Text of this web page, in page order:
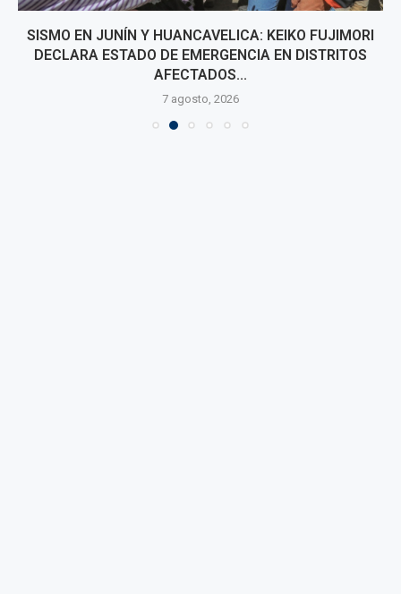
SISMO EN JUNÍN Y HUANCAVELICA: KEIKO FUJIMORI
DECLARA ESTADO DE EMERGENCIA EN DISTRITOS
AFECTADOS...
7 agosto, 2026